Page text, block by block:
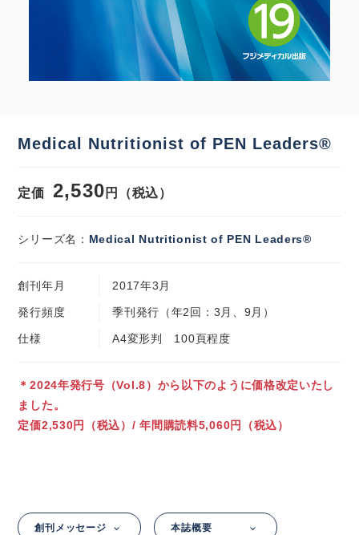
Medical Nutritionist of PEN Leaders®
定価 2,530 円（税込）
シリーズ名： Medical Nutritionist of PEN Leaders®
創刊年月 2017年3月
発行頻度 季刊発行（年2回：3月、9月）
仕様 A4変形判 100頁程度
＊2024年発行号（Vol.8）から以下のように価格改定いたし
ました。
定価2,530円（税込）/ 年間購読料5,060円（税込）
創刊メッセージ 本誌概要